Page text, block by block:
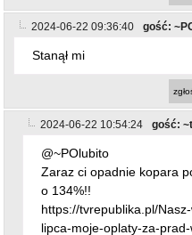
2024-06-22 09:36:40 gość:
Stanął mi
2024-06-22 10:54:24 gość:
@~POlubito
Zaraz ci opadnie kopara
o 134%!!
https://tvrepublika.pl/
lipca-moje-oplaty-za-